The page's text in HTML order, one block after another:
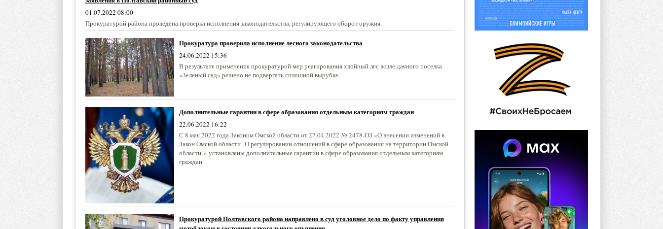
01.07.2022 08:00
Прокуратурой района проведена проверка исполнения законодательства, регулирующего оборот оружия.
Прокуратура проверила исполнение лесного законодательства
24.06.2022 15:36
В результате применения прокуратурой мер реагирования хвойный лес возле дачного поселка
«Зеленый сад» решено не подвергать сплошной вырубке.
Дополнительные гарантии в сфере образования отдельным категориям граждан
22.06.2022 16:22
С 8 мая 2022 года Законом Омской области от 27.04.2022 № 2478-ОЗ «О внесении изменений в
Закон Омской области "О регулировании отношений в сфере образования на территории Омской
области"» установлены дополнительные гарантии в сфере образования отдельным категориям
граждан.
Прокуратурой Полтавского района направлено в суд уголовное дело по факту управления